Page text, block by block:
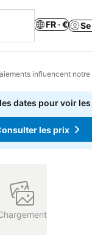
FR · €
influencent
dates pour voir
les prix